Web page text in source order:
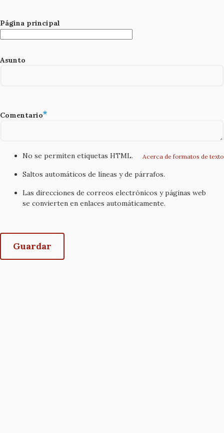
Página principal
Asunto
Comentario
Acerca de formatos de texto
No se permiten etiquetas HTML.
Saltos automáticos de líneas y de párrafos.
Las direcciones de correos electrónicos y páginas web
se convierten en enlaces automáticamente.